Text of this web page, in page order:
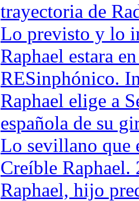
trayectoria de
Lo previsto y lo
Raphael estara
RESinphónico.
Raphael elige a
española de su
Lo sevillano que
Creíble Raphael.
Raphael, hijo